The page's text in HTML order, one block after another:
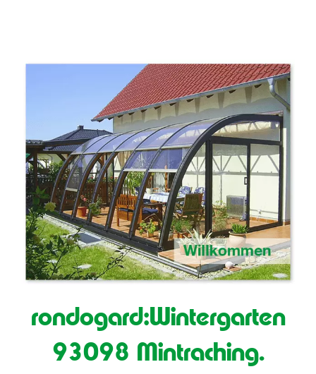
rondogard:Wintergarten
93098 Mintraching.